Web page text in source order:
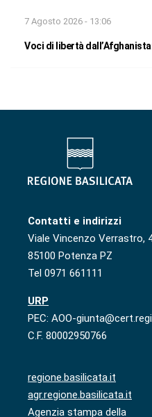
7 Agosto 2026 - 13:06
Voci di libertà
Contatti e indirizzi
Viale Vincenzo Verrastro,
85100 Potenza PZ
Tel 0971 661111
URP
PEC: AOO-
C.F. 80002950766
regione.basilicata.it
agr.regione.basilicata.it
Agenzia stampa della